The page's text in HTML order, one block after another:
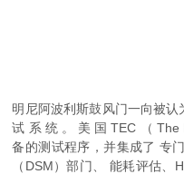
明尼阿波利斯鼓风门一向被
试 系 统 。 美 国 TEC （
备的测试程序，并集成了 专
（DSM）部门、 能耗评估、